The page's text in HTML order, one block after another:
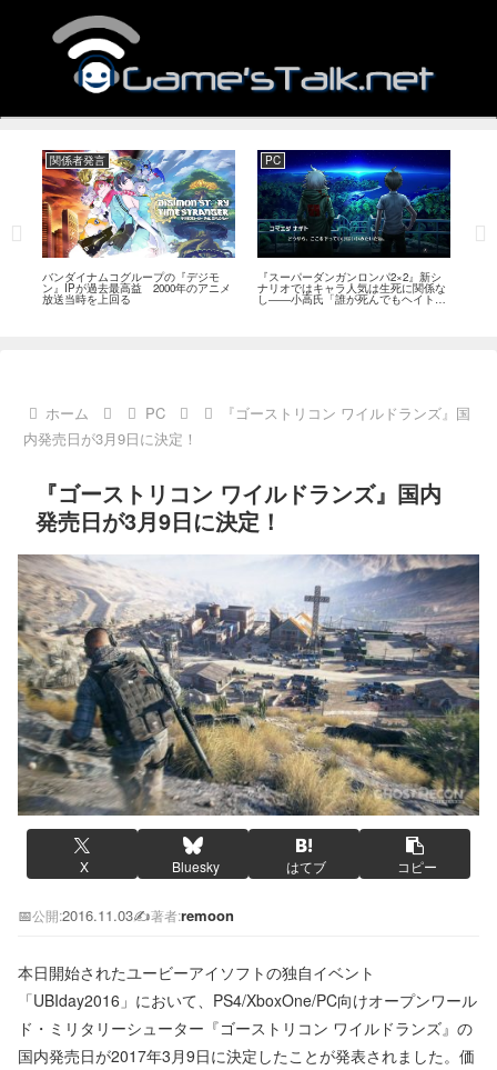
関係者発言
バンダイナムコグループの『デジモ
ン』IPが過去最高益 2000年のアニメ
放送当時を上回る
PC
『スーパーダンガンロンパ2×2』新シ
ナリオではキャラ人気は生死に関係な
し――小高氏「誰が死んでもヘイトメ
ールは送らないで」
ホーム PC
『ゴーストリコン ワイルドランズ』国
内発売日が3月9日に決定！
『ゴーストリコン ワイルドランズ』国内
発売日が3月9日に決定！
X Bluesky はてブ コピー
📅公開:2016.11.03✍️著者:remoon
本日開始されたユービーアイソフトの独自イベント
「UBIday2016」において、PS4/XboxOne/PC向けオープンワール
ド・ミリタリーシューター『ゴーストリコン ワイルドランズ』の
国内発売日が2017年3月9日に決定したことが発表されました。価